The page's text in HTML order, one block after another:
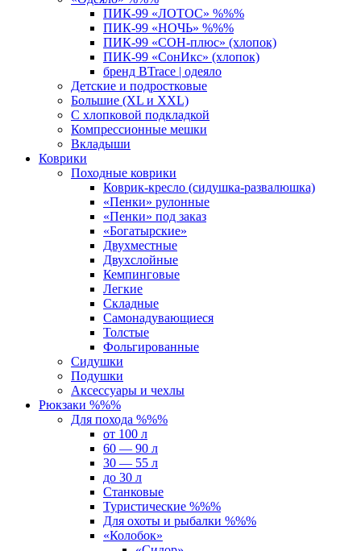
ПИК-99 «ЛОТОС» %%%
ПИК-99 «НОЧЬ» %%%
ПИК-99 «СОН-плюс» (хлопок)
ПИК-99 «СонИкс» (хлопок)
бренд BTrace | одеяло
Детские и подростковые
Большие (XL и XXL)
С хлопковой подкладкой
Компрессионные мешки
Вкладыши
Коврики
Походные коврики
Коврик-кресло (сидушка-развалюшка)
«Пенки» рулонные
«Пенки» под заказ
«Богатырские»
Двухместные
Двухслойные
Кемпинговые
Легкие
Складные
Самонадувающиеся
Толстые
Фольгированные
Сидушки
Подушки
Аксессуары и чехлы
Рюкзаки %%%
Для похода %%%
от 100 л
60 — 90 л
30 — 55 л
до 30 л
Станковые
Туристические %%%
Для охоты и рыбалки %%%
«Колобок»